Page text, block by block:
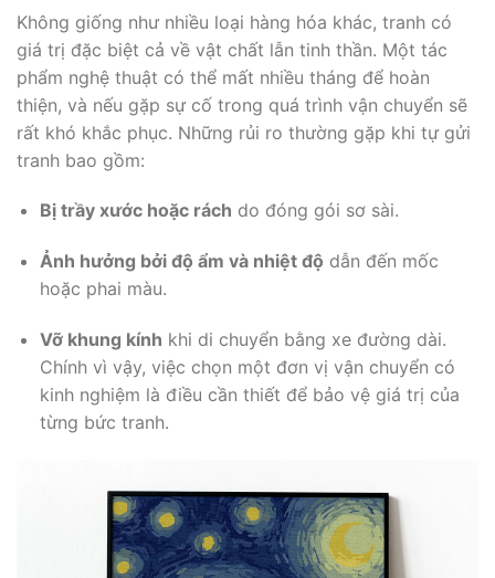
Không giống như nhiều loại hàng hóa khác, tranh có
giá trị đặc biệt cả về vật chất lẫn tinh thần. Một tác
phẩm nghệ thuật có thể mất nhiều tháng để hoàn
thiện, và nếu gặp sự cố trong quá trình vận chuyển sẽ
rất khó khắc phục. Những rủi ro thường gặp khi tự gửi
tranh bao gồm:
Bị trầy xước hoặc rách do đóng gói sơ sài.
Ảnh hưởng bởi độ ẩm và nhiệt độ dẫn đến mốc
hoặc phai màu.
Vỡ khung kính khi di chuyển bằng xe đường dài.
Chính vì vậy, việc chọn một đơn vị vận chuyển có
kinh nghiệm là điều cần thiết để bảo vệ giá trị của
từng bức tranh.